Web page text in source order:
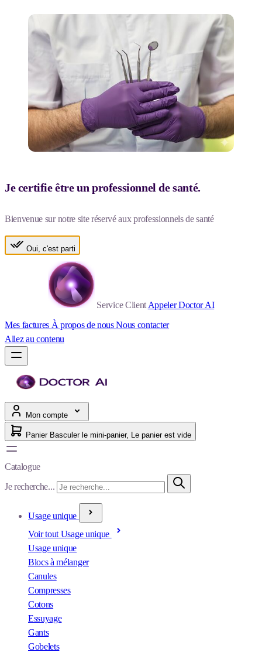
Je certifie être un professionnel de santé.
Bienvenue sur notre site réservé aux professionnels de santé
Oui, c'est parti
Service Client Appeler Doctor AI
Mes factures À propos de nousNous contacter
Allez au contenu
Mon compte
Panier Basculer le mini-panier, Le panier est vide
Catalogue
Je recherche...
Usage unique
Voir tout Usage unique
Usage unique
Blocs à mélanger
Canules
Compresses
Cotons
Essuyage
Gants
Gobelets